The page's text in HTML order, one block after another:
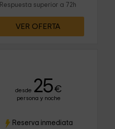
Respuesta superior a 72h
VER OFERTA
desde 25€
persona y noche
Reserva inmediata